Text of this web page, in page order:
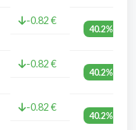
-0.82 €
40.2%
-0.82 €
40.2%
-0.82 €
40.2%